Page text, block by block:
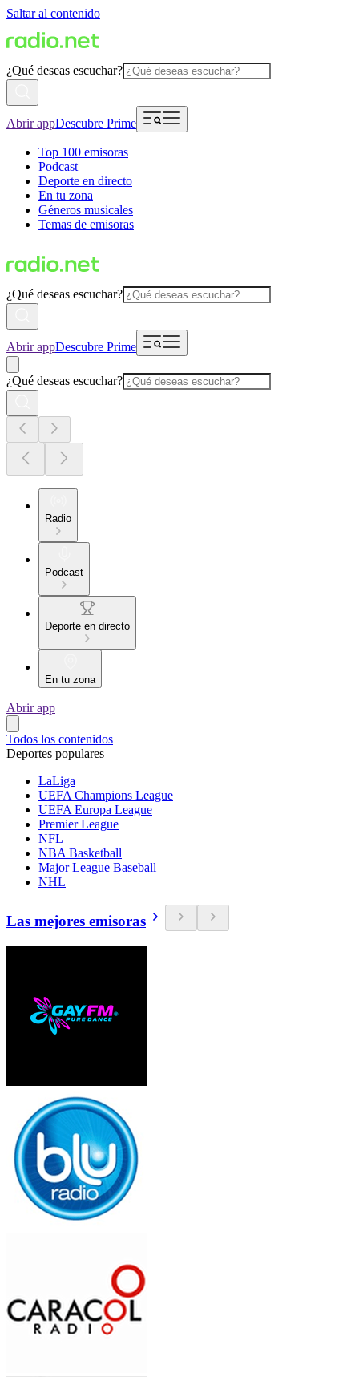
Saltar al contenido
¿Qué deseas escuchar?
Abrir appDescubre Prime
Top 100 emisoras
Podcast
Deporte en directo
En tu zona
Géneros musicales
Temas de emisoras
¿Qué deseas escuchar?
Abrir appDescubre Prime
¿Qué deseas escuchar?
Radio
Podcast
Deporte en directo
En tu zona
Abrir app
Todos los contenidos
Deportes populares
LaLiga
UEFA Champions League
UEFA Europa League
Premier League
NFL
NBA Basketball
Major League Baseball
NHL
Las mejores emisoras